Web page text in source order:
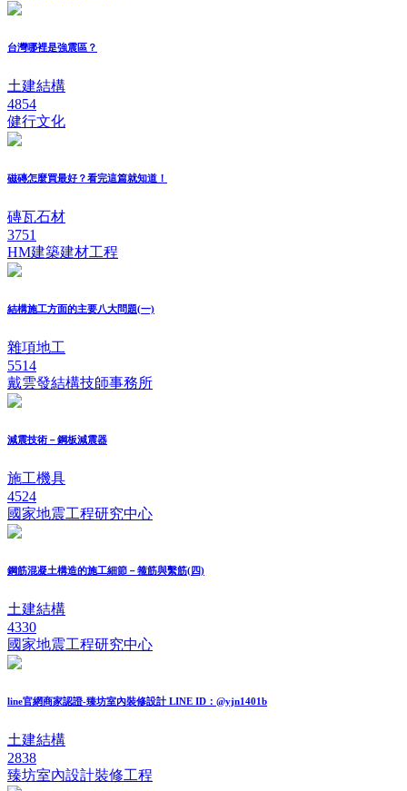
台灣哪裡是強震區？
土建結構
4854
健行文化
磁磚怎麼買最好？看完這篇就知道！
磚瓦石材
3751
HM建築建材工程
結構施工方面的主要八大問題(一)
雜項地工
5514
戴雲發結構技師事務所
減震技術－鋼板減震器
施工機具
4524
國家地震工程研究中心
鋼筋混凝土構造的施工細節－箍筋與繫筋(四)
土建結構
4330
國家地震工程研究中心
line官網商家認證-臻坊室內裝修設計 LINE ID：@yjn1401b
土建結構
2838
臻坊室內設計裝修工程